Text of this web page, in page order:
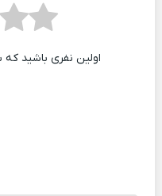
اولین نفری باشید